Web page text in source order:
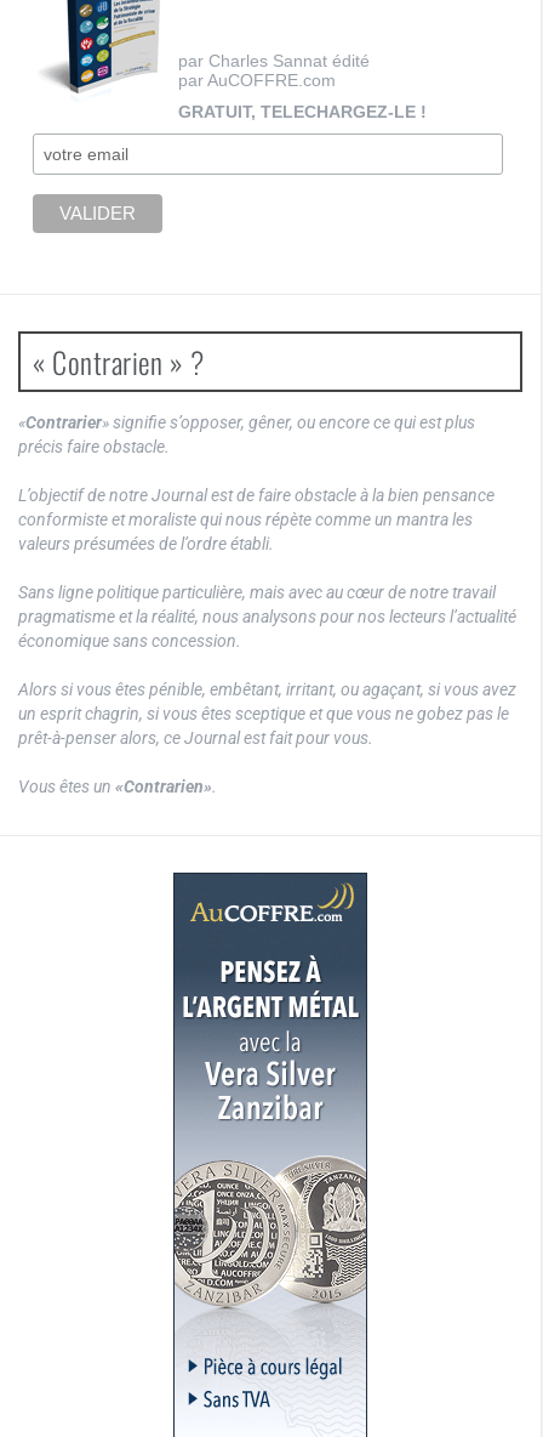
par Charles Sannat édité
par AuCOFFRE.com
GRATUIT, TELECHARGEZ-LE !
« Contrarien » ?
«Contrarier» signifie s’opposer, gêner, ou encore ce qui est plus
précis faire obstacle.
L’objectif de notre Journal est de faire obstacle à la bien pensance
conformiste et moraliste qui nous répète comme un mantra les
valeurs présumées de l’ordre établi.
Sans ligne politique particulière, mais avec au cœur de notre travail
pragmatisme et la réalité, nous analysons pour nos lecteurs l’actualité
économique sans concession.
Alors si vous êtes pénible, embêtant, irritant, ou agaçant, si vous avez
un esprit chagrin, si vous êtes sceptique et que vous ne gobez pas le
prêt-à-penser alors, ce Journal est fait pour vous.
Vous êtes un «Contrarien».